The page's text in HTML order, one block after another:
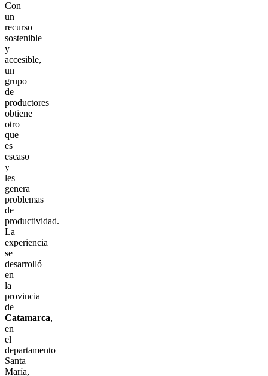
Con
un
recurso
sostenible
y
accesible,
un
grupo
de
productores
obtiene
otro
que
es
escaso
y
les
genera
problemas
de
productividad.
La
experiencia
se
desarrolló
en
la
provincia
de
Catamarca,
en
el
departamento
Santa
María,